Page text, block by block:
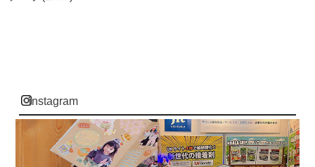
instagram